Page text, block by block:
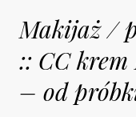
Makijaż /
:: CC
– od